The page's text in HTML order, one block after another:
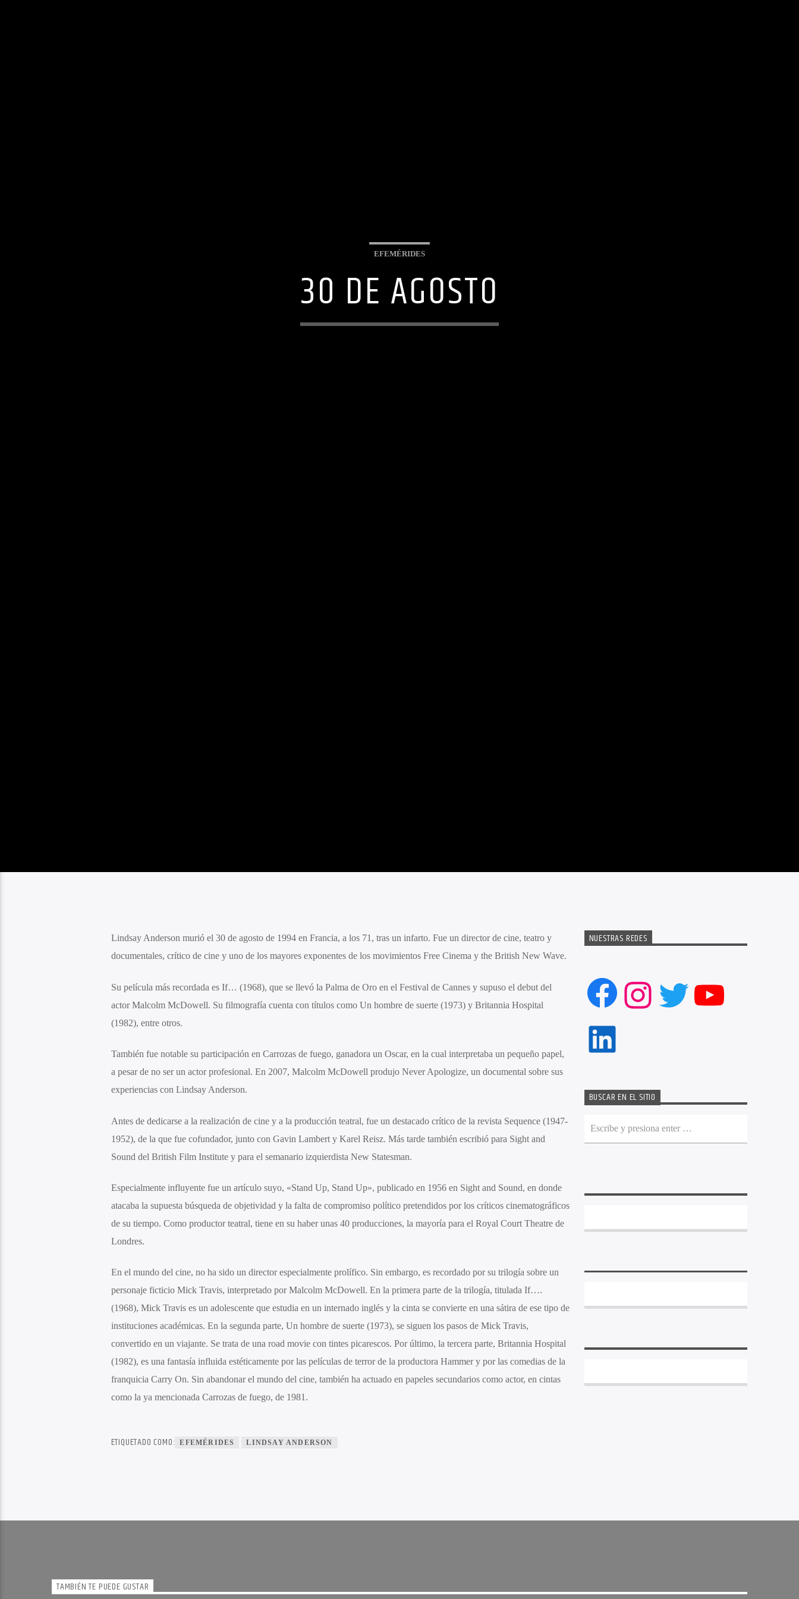
EFEMÉRIDES
30 DE AGOSTO
Lindsay Anderson murió el 30 de agosto de 1994 en Francia, a los 71, tras un infarto. Fue un director de cine, teatro y
documentales, crítico de cine y uno de los mayores exponentes de los movimientos Free Cinema y the British New Wave.
Su película más recordada es If… (1968), que se llevó la Palma de Oro en el Festival de Cannes y supuso el debut del
actor Malcolm McDowell. Su filmografía cuenta con títulos como Un hombre de suerte (1973) y Britannia Hospital
(1982), entre otros.
También fue notable su participación en Carrozas de fuego, ganadora un Oscar, en la cual interpretaba un pequeño papel,
a pesar de no ser un actor profesional. En 2007, Malcolm McDowell produjo Never Apologize, un documental sobre sus
experiencias con Lindsay Anderson.
Antes de dedicarse a la realización de cine y a la producción teatral, fue un destacado crítico de la revista Sequence (1947-
1952), de la que fue cofundador, junto con Gavin Lambert y Karel Reisz. Más tarde también escribió para Sight and
Sound del British Film Institute y para el semanario izquierdista New Statesman.
Especialmente influyente fue un artículo suyo, «Stand Up, Stand Up», publicado en 1956 en Sight and Sound, en donde
atacaba la supuesta búsqueda de objetividad y la falta de compromiso político pretendidos por los críticos cinematográficos
de su tiempo. Como productor teatral, tiene en su haber unas 40 producciones, la mayoría para el Royal Court Theatre de
Londres.
En el mundo del cine, no ha sido un director especialmente prolífico. Sin embargo, es recordado por su trilogía sobre un
personaje ficticio Mick Travis, interpretado por Malcolm McDowell. En la primera parte de la trilogía, titulada If….
(1968), Mick Travis es un adolescente que estudia en un internado inglés y la cinta se convierte en una sátira de ese tipo de
instituciones académicas. En la segunda parte, Un hombre de suerte (1973), se siguen los pasos de Mick Travis,
convertido en un viajante. Se trata de una road movie con tintes picarescos. Por último, la tercera parte, Britannia Hospital
(1982), es una fantasía influida estéticamente por las películas de terror de la productora Hammer y por las comedias de la
franquicia Carry On. Sin abandonar el mundo del cine, también ha actuado en papeles secundarios como actor, en cintas
como la ya mencionada Carrozas de fuego, de 1981.
ETIQUETADO COMO: EFEMÉRIDES LINDSAY ANDERSON
NUESTRAS REDES
Facebook
Instagram
TwitterYouTube
LinkedIn
BUSCAR EN EL SITIO
TAMBIÉN TE PUEDE GUSTAR